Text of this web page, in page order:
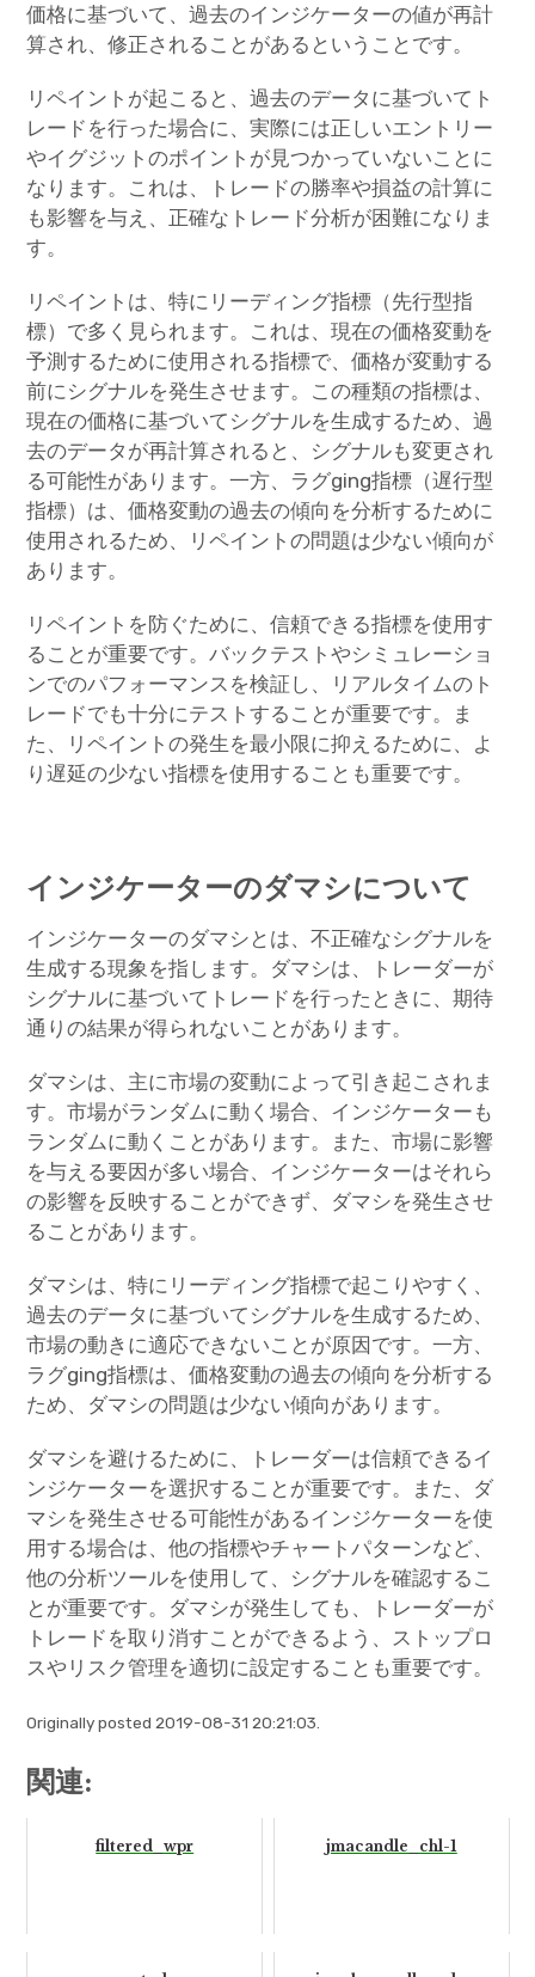
価格に基づいて、過去のインジケーターの値が再計
算され、修正されることがあるということです。
リペイントが起こると、過去のデータに基づいてト
レードを行った場合に、実際には正しいエントリー
やイグジットのポイントが見つかっていないことに
なります。これは、トレードの勝率や損益の計算に
も影響を与え、正確なトレード分析が困難になりま
す。
リペイントは、特にリーディング指標（先行型指
標）で多く見られます。これは、現在の価格変動を
予測するために使用される指標で、価格が変動する
前にシグナルを発生させます。この種類の指標は、
現在の価格に基づいてシグナルを生成するため、過
去のデータが再計算されると、シグナルも変更され
る可能性があります。一方、ラグging指標（遅行型
指標）は、価格変動の過去の傾向を分析するために
使用されるため、リペイントの問題は少ない傾向が
あります。
リペイントを防ぐために、信頼できる指標を使用す
ることが重要です。バックテストやシミュレーショ
ンでのパフォーマンスを検証し、リアルタイムのト
レードでも十分にテストすることが重要です。ま
た、リペイントの発生を最小限に抑えるために、よ
り遅延の少ない指標を使用することも重要です。
インジケーターのダマシについて
インジケーターのダマシとは、不正確なシグナルを
生成する現象を指します。ダマシは、トレーダーが
シグナルに基づいてトレードを行ったときに、期待
通りの結果が得られないことがあります。
ダマシは、主に市場の変動によって引き起こされま
す。市場がランダムに動く場合、インジケーターも
ランダムに動くことがあります。また、市場に影響
を与える要因が多い場合、インジケーターはそれら
の影響を反映することができず、ダマシを発生させ
ることがあります。
ダマシは、特にリーディング指標で起こりやすく、
過去のデータに基づいてシグナルを生成するため、
市場の動きに適応できないことが原因です。一方、
ラグging指標は、価格変動の過去の傾向を分析する
ため、ダマシの問題は少ない傾向があります。
ダマシを避けるために、トレーダーは信頼できるイ
ンジケーターを選択することが重要です。また、ダ
マシを発生させる可能性があるインジケーターを使
用する場合は、他の指標やチャートパターンなど、
他の分析ツールを使用して、シグナルを確認するこ
とが重要です。ダマシが発生しても、トレーダーが
トレードを取り消すことができるよう、ストップロ
スやリスク管理を適切に設定することも重要です。
Originally posted 2019-08-31 20:21:03.
関連:
filtered_wpr jmacandle_chl-1